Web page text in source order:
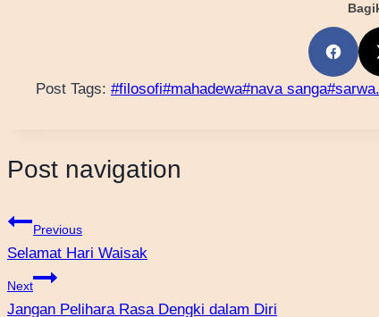
Post Tags: #filosofi#mahadewa#nava sanga#
Post navigation
Previous
Selamat Hari Waisak
Next
Jangan Pelihara Rasa Dengki dalam Diri